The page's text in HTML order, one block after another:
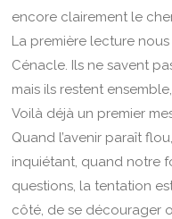
encore clairement le
La première lecture
Cénacle. Ils ne savent
mais ils restent
Voilà déjà un premier
Quand l’avenir paraît
inquiétant, quand notre
questions, la tentation
côté, de se décourager